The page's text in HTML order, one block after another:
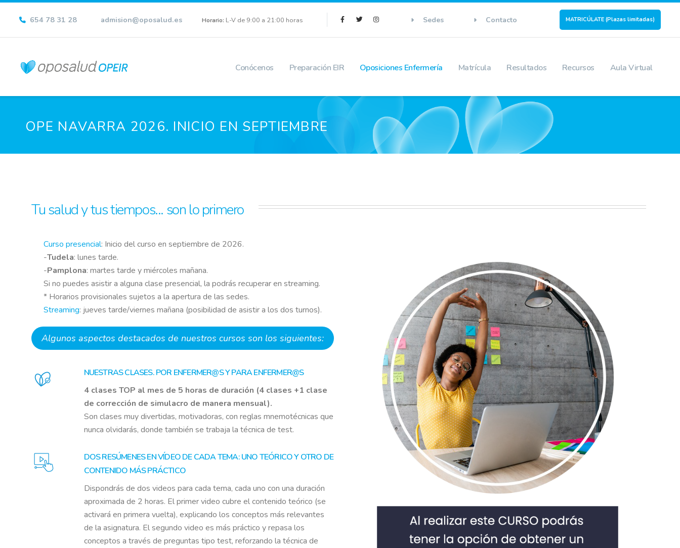
654 78 31 28 admision@oposalud.es Horario: L-V de 9:00 a 21:00 horas Sedes Contacto MATRICÚLATE (Plazas limitadas)
Conócenos Preparación EIR Oposiciones Enfermería Matrícula Resultados Recursos Aula Virtual
OPE NAVARRA 2026. INICIO EN SEPTIEMBRE
Tu salud y tus tiempos... son lo primero
Curso presencial: Inicio del curso en septiembre de 2026.
-Tudela: lunes tarde.
-Pamplona: martes tarde y miércoles mañana.
Si no puedes asistir a alguna clase presencial, la podrás recuperar en streaming.
* Horarios provisionales sujetos a la apertura de las sedes.
Streaming: jueves tarde/viernes mañana (posibilidad de asistir a los dos turnos).
Algunos aspectos destacados de nuestros cursos son los siguientes:
NUESTRAS CLASES. POR ENFERMER@S Y PARA ENFERMER@S
4 clases TOP al mes de 5 horas de duración (4 clases +1 clase
de corrección de simulacro de manera mensual).
Son clases muy divertidas, motivadoras, con reglas mnemotécnicas que
nunca olvidarás, donde también se trabaja la técnica de test.
DOS RESÚMENES EN VÍDEO DE CADA TEMA: UNO TEÓRICO Y OTRO DE
CONTENIDO MÁS PRÁCTICO
Dispondrás de dos videos para cada tema, cada uno con una duración
aproximada de 2 horas. El primer video cubre el contenido teórico (se
activará en primera vuelta), explicando los conceptos más relevantes
de la asignatura. El segundo video es más práctico y repasa los
conceptos a través de preguntas tipo test, reforzando la técnica de